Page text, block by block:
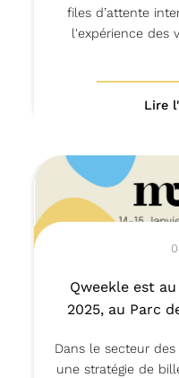
files d’attente
l'expérience des
Lire
Qweekle est
2025, au Parc
Dans le secteur
une stratégie de